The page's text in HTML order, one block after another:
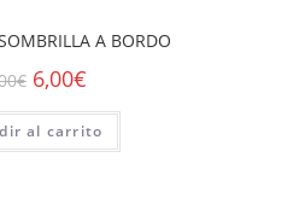
A BORDO
€ 6,00€
al carrito